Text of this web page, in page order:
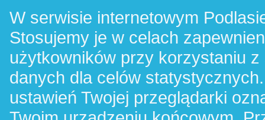
W serwisie internetowym
Stosujemy je w celach
użytkowników przy korzystaniu
danych dla celów
ustawień Twojej przeglądarki